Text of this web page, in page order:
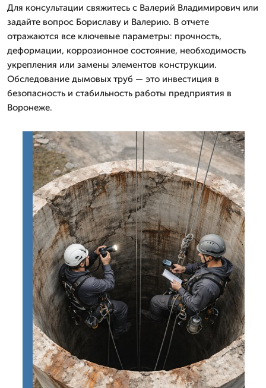
Для консультации свяжитесь с Валерий Владимирович или
задайте вопрос Бориславу и Валерию. В отчете
отражаются все ключевые параметры: прочность,
деформации, коррозионное состояние, необходимость
укрепления или замены элементов конструкции.
Обследование дымовых труб — это инвестиция в
безопасность и стабильность работы предприятия в
Воронеже.